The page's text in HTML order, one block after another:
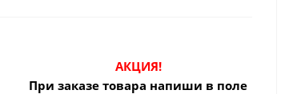
АКЦИЯ!
При заказе товара напиши в поле